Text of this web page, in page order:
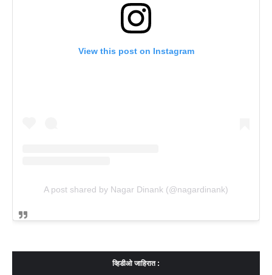
View this post on Instagram
A post shared by Nagar Dinank (@nagardinank)
व्हिडीओ जाहिरात :